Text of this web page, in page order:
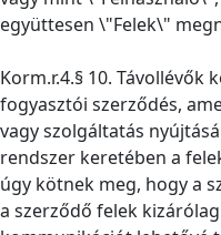
együttesen \"Felek\"
Korm.r.4.§ 10.
fogyasztói szerződés,
vagy szolgáltatás
rendszer keretében a
úgy kötnek meg, hogy a
a szerződő felek